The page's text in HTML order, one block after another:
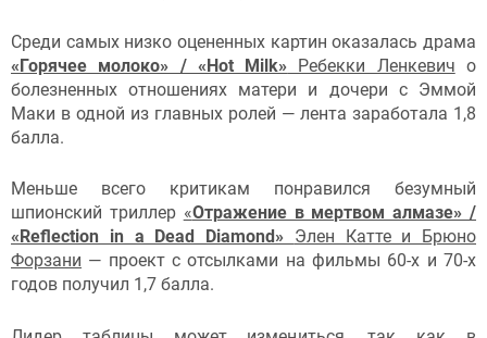
Среди самых низко оцененных картин оказалась драма
«Горячее молоко» / «Hot Milk» Ребекки Ленкевич о
болезненных отношениях матери и дочери с Эммой
Маки в одной из главных ролей — лента заработала 1,8
балла.
Меньше всего критикам понравился безумный
шпионский триллер «Отражение в мертвом алмазе» /
«Reflection in a Dead Diamond» Элен Катте и Брюно
Форзани — проект с отсылками на фильмы 60-х и 70-х
годов получил 1,7 балла.